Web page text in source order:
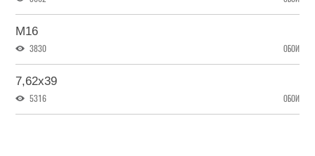
M16
3830 ОБОИ
7,62x39
5316 ОБОИ